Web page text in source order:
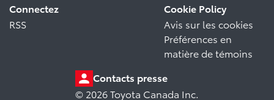
Connectez
RSS
Cookie Policy
Avis sur les cookies
Préférences en
matière de témoins
Contacts presse
© 2026 Toyota Canada Inc.